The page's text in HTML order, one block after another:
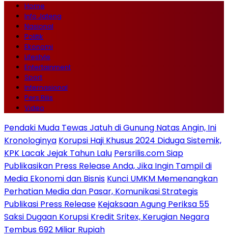
Home
Info Jateng
Nasional
Politik
Ekonomi
Lifestyle
Entertainment
Sport
Internasional
Pers Rilis
Video
Pendaki Muda Tewas Jatuh di Gunung Natas Angin, Ini
Kronologinya Korupsi Haji Khusus 2024 Diduga Sistemik,
KPK Lacak Jejak Tahun Lalu Persrilis.com Siap
Publikasikan Press Release Anda, Jika Ingin Tampil di
Media Ekonomi dan Bisnis Kunci UMKM Memenangkan
Perhatian Media dan Pasar, Komunikasi Strategis
Publikasi Press Release Kejaksaan Agung Periksa 55
Saksi Dugaan Korupsi Kredit Sritex, Kerugian Negara
Tembus 692 Miliar Rupiah